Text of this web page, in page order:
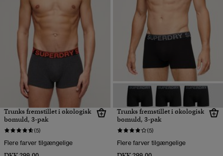
Trunks fremstillet i økologisk
bomuld, 3-pak
(5)
Flere farver tilgængelige
Trunks fremstillet i økologisk
bomuld, 3-pak
(5)
Flere farver tilgængelige